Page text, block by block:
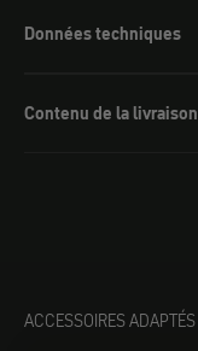
Données techniques
Contenu de la livraison
ACCESSOIRES ADAPTÉS